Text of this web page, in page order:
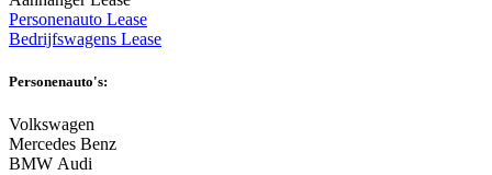
Personenauto Lease
Bedrijfswagens Lease
Personenauto's:
Volkswagen
Mercedes Benz
BMW Audi